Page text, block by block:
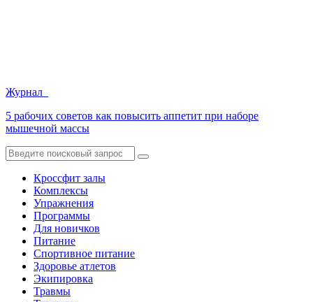
Журнал
5 рабочих советов как повысить аппетит при наборе
мышечной массы
Кроссфит залы
Комплексы
Упражнения
Программы
Для новичков
Питание
Спортивное питание
Здоровье атлетов
Экипировка
Травмы